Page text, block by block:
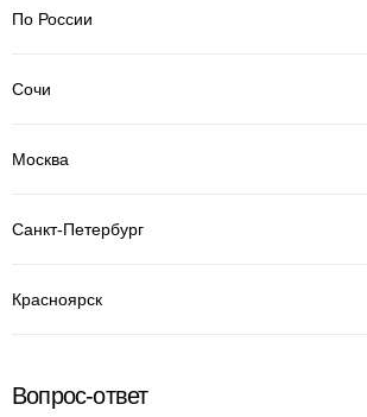
По России
Сочи
Москва
Санкт-Петербург
Красноярск
Вопрос-ответ